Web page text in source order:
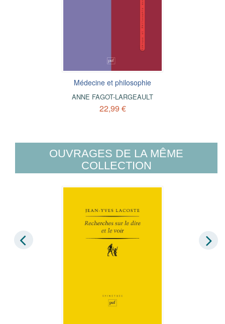
Médecine et philosophie
ANNE FAGOT-LARGEAULT
22,99 €
OUVRAGES DE LA MÊME
COLLECTION